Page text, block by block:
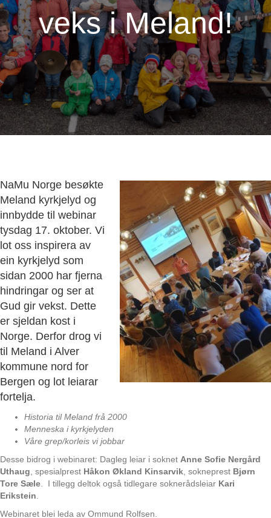
veks i Meland!
NaMu Norge besøkte
Meland kyrkjelyd og
innbydde til webinar
tysdag 17. oktober. Vi
lot oss inspirera av
ein kyrkjelyd som
sidan 2000 har fjerna
hindringar og ser at
Gud gir vekst. Dette
er sjeldan kost i
Norge. Derfor drog vi
til Meland i Alver
kommune nord for
Bergen og lot leiarar
fortelja.
Historia til Meland frå 2000
Menneska i kyrkjelyden
Våre grep/korleis vi jobbar
Desse bidrog i webinaret: Dagleg leiar i soknet Anne Sofie Nergård
Uthaug , spesialprest Håkon Økland Kinsarvik , sokneprest Bjørn
Tore Sæle . I tillegg deltok også tidlegare soknerådsleiar Kari
Erikstein
Webinaret blei leda av Ommund Rolfsen.